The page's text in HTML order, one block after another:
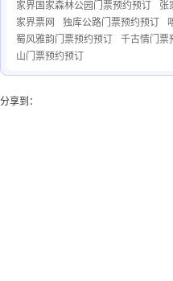
家界国家森林公园门票预约预订
张
家界票网
独库公路门票预约预订
蜀风雅韵门票预约预订
千古情门票
山门票预约预订
分享到：